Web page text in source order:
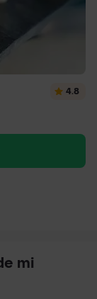
4.8
mi